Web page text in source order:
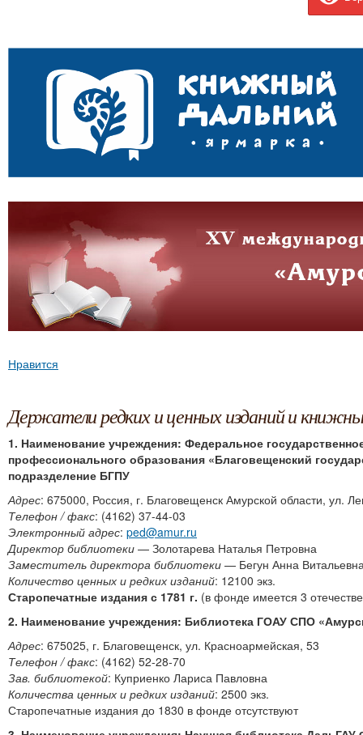
Нравится
Держатели редких и ценных изданий и
1. Наименование учреждения: Федеральное
профессионального образования «Благовещенский
подразделение БГПУ
Адрес: 675000, Россия, г. Благовещенск Амурской области, ул.
Телефон / факс: (4162) 37-44-03
Электронный адрес: ped@amur.ru
Директор библиотеки — Золотарева Наталья Петровна
Заместитель директора библиотеки — Бегун Анна
Количество ценных и редких изданий: 12100 экз.
Старопечатные издания с 1781 г. (в фонде имеется 3
2. Наименование учреждения: Библиотека ГОАУ СПО
Адрес: 675025, г. Благовещенск, ул. Красноармейская, 53
Телефон / факс: (4162) 52-28-70
Зав. библиотекой: Куприенко Лариса Павловна
Количества ценных и редких изданий: 2500 экз.
Старопечатные издания до 1830 в фонде отсутствуют